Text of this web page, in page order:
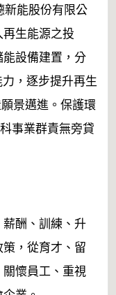
新能股份有限公
生能源之投
設備建置，分
，逐步提升再生
景邁進。保護環
事業群責無旁貸
酬、訓練、升
，從育才、留
懷員工、重視